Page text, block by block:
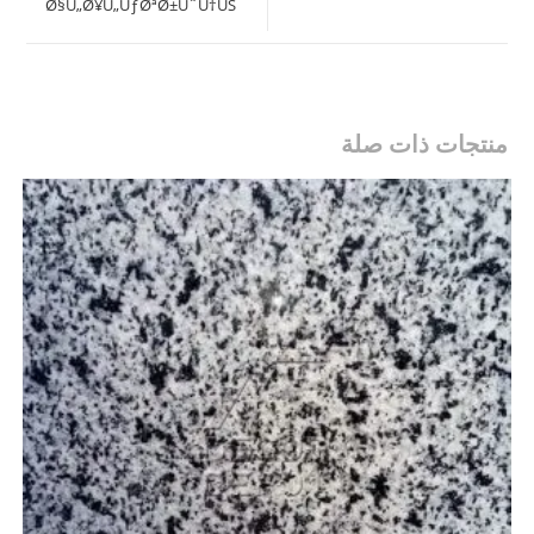
منتجات ذات صلة